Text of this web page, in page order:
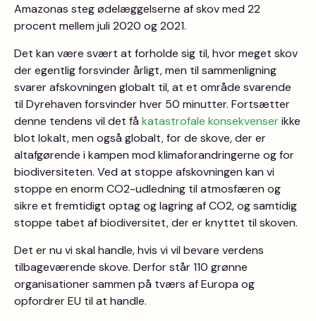
Amazonas steg ødelæggelserne af skov med 22
procent mellem juli 2020 og 2021.
Det kan være svært at forholde sig til, hvor meget skov
der egentlig forsvinder årligt, men til sammenligning
svarer afskovningen globalt til, at et område svarende
til Dyrehaven forsvinder hver 50 minutter. Fortsætter
denne tendens vil det få katastrofale konsekvenserikke
blot lokalt, men også globalt, for de skove, der er
altafgørende i kampen mod klimaforandringerne og for
biodiversiteten. Ved at stoppe afskovningen kan vi
stoppe en enorm CO2-udledning til atmosfæren og
sikre et fremtidigt optag og lagring af CO2, og samtidig
stoppe tabet af biodiversitet, der er knyttet til skoven.
Det er nu vi skal handle, hvis vi vil bevare verdens
tilbageværende skove. Derfor står 110 grønne
organisationer sammen på tværs af Europa og
opfordrer EU til at handle.